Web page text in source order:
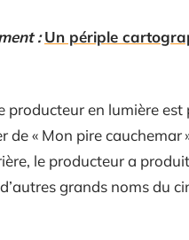
: Un périple
producteur en lumière est
de « Mon pire cauchemar
le producteur a
grands noms du